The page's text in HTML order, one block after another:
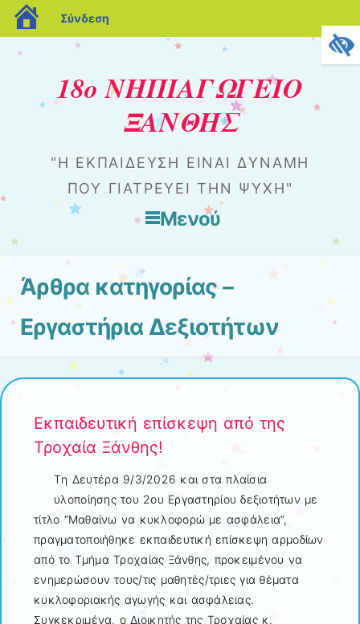
blogs.sch.gr
Σύνδεση
18ο ΝΗΠΙΑΓΩΓΕΙΟ
ΞΑΝΘΗΣ
"Η ΕΚΠΑΊΔΕΥΣΗ ΕΊΝΑΙ ΔΎΝΑΜΗ
ΠΟΥ ΓΙΑΤΡΕΎΕΙ ΤΗΝ ΨΥΧΉ"
Μενού
Μετάβαση στο περιεχόμενο
Άρθρα κατηγορίας–
Εργαστήρια Δεξιοτήτων
Εκπαιδευτική επίσκεψη από της
Τροχαία Ξάνθης!
Tη Δευτέρα 9/3/2026 και στα πλαίσια
υλοποίησης του 2ου Εργαστηρίου δεξιοτήτων με
τίτλο “Μαθαίνω να κυκλοφορώ με ασφάλεια”,
πραγματοποιήθηκε εκπαιδευτική επίσκεψη αρμοδίων
από το Τμήμα Τροχαίας Ξάνθης, προκειμένου να
ενημερώσουν τους/τις μαθητές/τριες για θέματα
κυκλοφοριακής αγωγής και ασφάλειας.
Συγκεκριμένα, ο Διοικητής της Τροχαίας κ.